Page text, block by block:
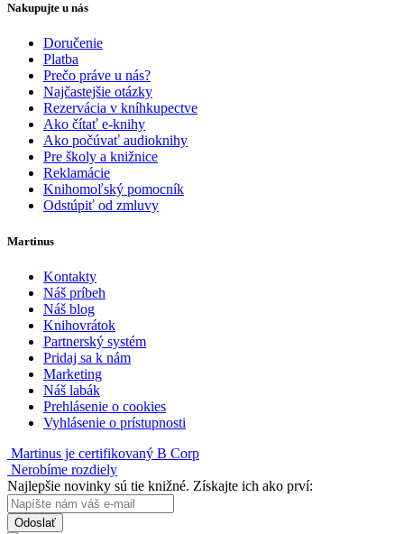
Nakupujte u nás
Doručenie
Platba
Prečo práve u nás?
Najčastejšie otázky
Rezervácia v kníhkupectve
Ako čítať e-knihy
Ako počúvať audioknihy
Pre školy a knižnice
Reklamácie
Knihomoľský pomocník
Odstúpiť od zmluvy
Martinus
Kontakty
Náš príbeh
Náš blog
Knihovrátok
Partnerský systém
Pridaj sa k nám
Marketing
Náš labák
Prehlásenie o cookies
Vyhlásenie o prístupnosti
Martinus je certifikovaný B Corp
Nerobíme rozdiely
Najlepšie novinky sú tie knižné. Získajte ich ako prví:
Odoslať